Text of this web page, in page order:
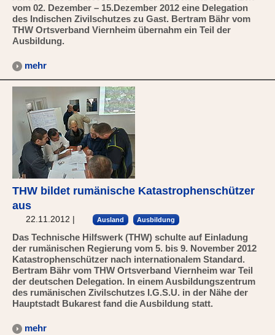
vom 02. Dezember – 15.Dezember 2012 eine Delegation
des Indischen Zivilschutzes zu Gast. Bertram Bähr vom
THW Ortsverband Viernheim übernahm ein Teil der
Ausbildung.
mehr
THW bildet rumänische Katastrophenschützer
aus
22.11.2012 | Ausland Ausbildung
Das Technische Hilfswerk (THW) schulte auf Einladung
der rumänischen Regierung vom 5. bis 9. November 2012
Katastrophenschützer nach internationalem Standard.
Bertram Bähr vom THW Ortsverband Viernheim war Teil
der deutschen Delegation. In einem Ausbildungszentrum
des rumänischen Zivilschutzes I.G.S.U. in der Nähe der
Hauptstadt Bukarest fand die Ausbildung statt.
mehr